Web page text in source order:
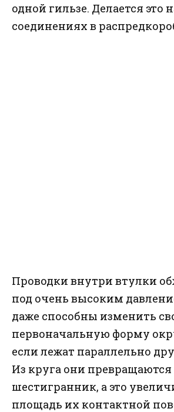
одной гильзе. Делается это
соединениях в
Проводки внутри втулки
под очень высоким
даже способны изменить
первоначальную форму
если лежат параллельно
Из круга они превращаются
шестигранник, а это
площадь их контактной